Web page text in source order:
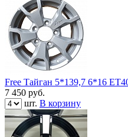
Free Тайган 5*139,7 6*16
7 450 руб.
шт. В корзину